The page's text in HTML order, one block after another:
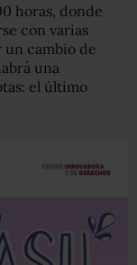
horas, donde
con varias
un cambio de
una
el último